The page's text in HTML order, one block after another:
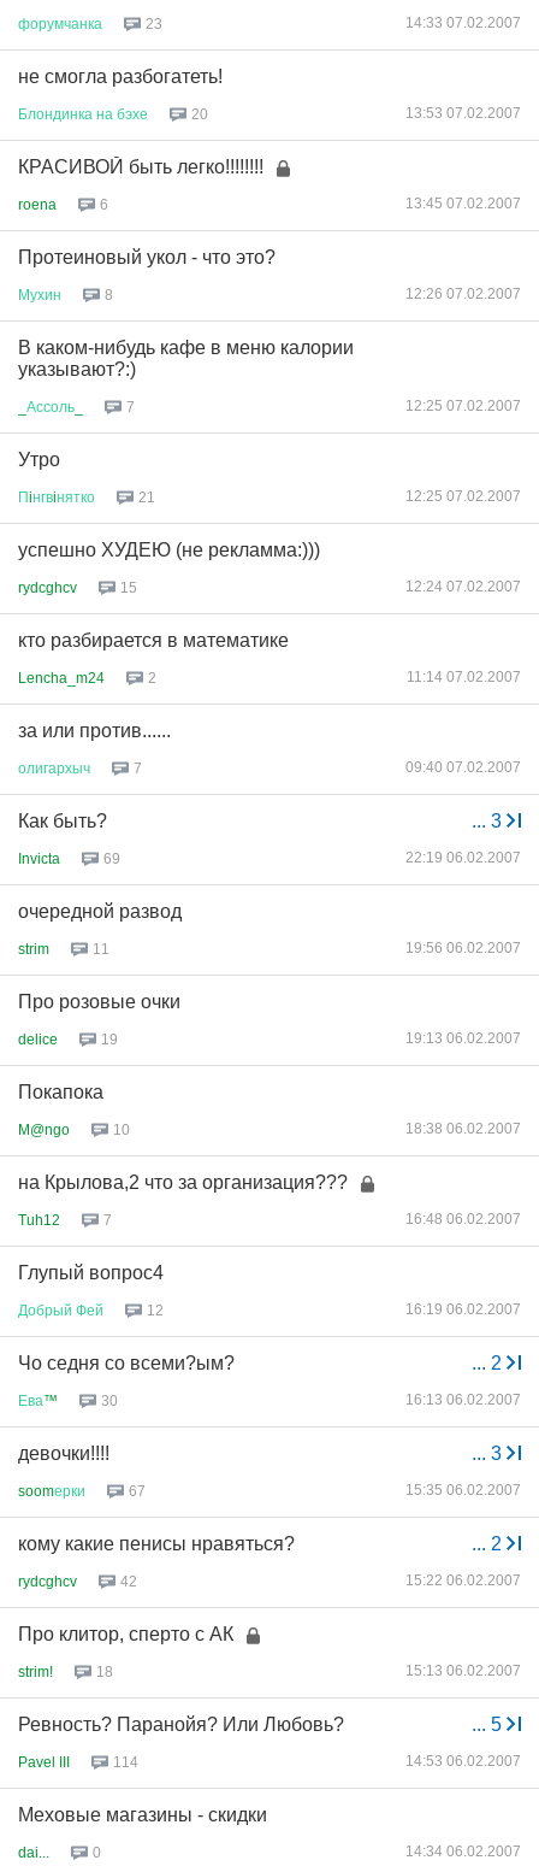
форумчанка 23 14:33 07.02.2007
не смогла разбогатеть!
Блондинка на бэхе 20 13:53 07.02.2007
КРАСИВОЙ быть легко!!!!!!!!
roena 6 13:45 07.02.2007
Протеиновый укол - что это?
Мухин 8 12:26 07.02.2007
В каком-нибудь кафе в меню калории
указывают?:)
Ассоль 7 12:25 07.02.2007
Утро
Пiнгвiнятко 21 12:25 07.02.2007
успешно ХУДЕЮ (не рекламма:)))
rydcghcv 15 12:24 07.02.2007
кто разбирается в математике
Lencha_m24 2 11:14 07.02.2007
за или против......
олигархыч 7 09:40 07.02.2007
... 3
Как быть?
Invicta 69 22:19 06.02.2007
очередной развод
strim 11 19:56 06.02.2007
Про розовые очки
delice 19 19:13 06.02.2007
Покапока
M@ngo 10 18:38 06.02.2007
на Крылова,2 что за организация???
Tuh12 7 16:48 06.02.2007
Глупый вопрос4
Добрый Фей 12 16:19 06.02.2007
... 2
Чо седня со всеми?ым?
Ева™ 30 16:13 06.02.2007
... 3
девочки!!!!
soomерки 67 15:35 06.02.2007
... 2
кому какие пенисы нравяться?
rydcghcv 42 15:22 06.02.2007
Про клитор, сперто с АК
strim! 18 15:13 06.02.2007
... 5
Ревность? Паранойя? Или Любовь?
Pavel III 114 14:53 06.02.2007
Меховые магазины - скидки
dai... 0 14:34 06.02.2007